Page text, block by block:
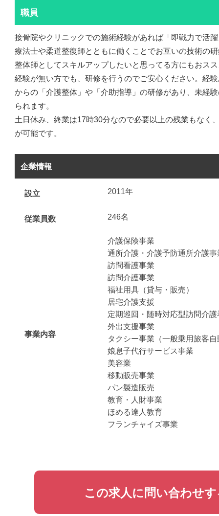
職員
接骨院やクリニックでの施術経験があれば「即戦力で活
療法士や柔道整復師とともに働くことでお互いの技術の
整体師としてスキルアップしたいと思ってる方にもおス
経験が無い方でも、研修を行うのでご安心ください。経
からの「介護整体」や「介助指導」の研修があり、未経
られます。
土日休み、終業は17時30分なので必要以上の残業もなく
が可能です。
企業情報
設立 2011年
従業員数 246名
事業内容
介護保険事業
通所介護・介護予防通所介護事
訪問看護事業
訪問介護事業
福祉用具（貸与・販売）
居宅介護支援
定期巡回・随時対応型訪問介護
外出支援事業
タクシー事業（一般乗用旅客
娘息子代行サービス事業
美容業
移動販売事業
パン製造販売
教育・人財事業
ほめる達人教育
フランチャイズ事業
この求人に問い合わせ